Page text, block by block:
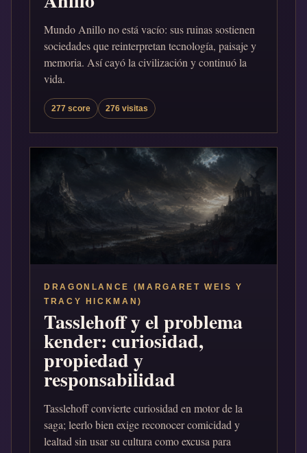
Mundo Anillo no está vacío: sus ruinas sostienen
sociedades que reinterpretan tecnología, paisaje y
memoria. Así cayó la civilización y continuó la
vida.
277 score 276 visitas
DRAGONLANCE (MARGARET WEIS Y
TRACY HICKMAN)
Tasslehoff y el problema
kender: curiosidad,
propiedad y
responsabilidad
Tasslehoff convierte curiosidad en motor de la
saga; leerlo bien exige reconocer comicidad y
lealtad sin usar su cultura como excusa para